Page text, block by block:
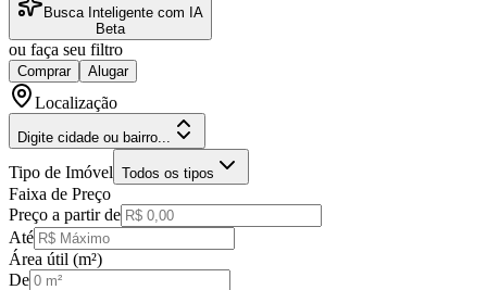
Busca Inteligente com IA
Beta
ou faça seu filtro
Comprar Alugar
Localização
Digite cidade ou bairro...
Tipo de Imóvel Todos os tipos
Faixa de Preço
Preço a partir de
Até
Área útil (m²)
De